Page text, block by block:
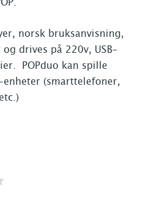
norsk bruksanvisning,
drives på 220v, USB-
POPduo kan spille
(smarttelefoner,